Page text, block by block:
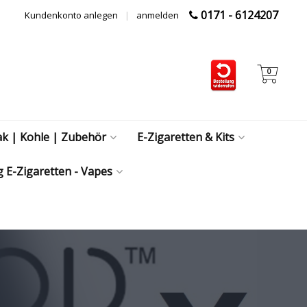
0171 - 6124207
anmelden
|
Kundenkonto anlegen
0
| Kohle | Zubehör E-Zigaretten & Kits
E-Zigaretten - Vapes